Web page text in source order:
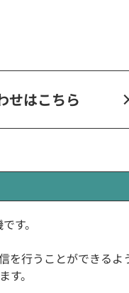
せはこちら
す。
行うことができるよ
。